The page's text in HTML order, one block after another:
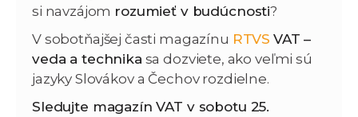
si navzájom rozumieť v budúcnosti?
V sobotňajšej časti magazínu RTVS VAT –
veda a technika sa dozviete, ako veľmi sú
jazyky Slovákov a Čechov rozdielne.
Sledujte magazín VAT v sobotu 25.